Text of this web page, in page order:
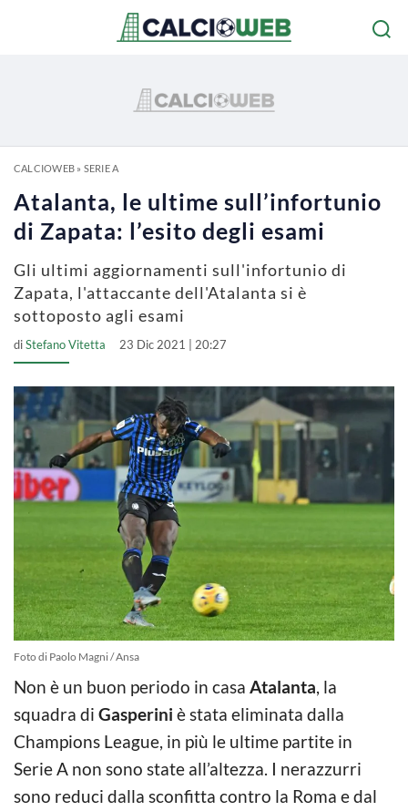
CALCIOWEB» SERIE A
Atalanta, le ultime sull’infortunio
di Zapata: l’esito degli esami
Gli ultimi aggiornamenti sull'infortunio di
Zapata, l'attaccante dell'Atalanta si è
sottoposto agli esami
diStefano Vitetta 23 Dic 2021 | 20:27
Foto di Paolo Magni / Ansa
Non è un buon periodo in casa Atalanta, la
squadra di Gasperini è stata eliminata dalla
Champions League, in più le ultime partite in
Serie A non sono state all’altezza. I nerazzurri
sono reduci dalla sconfitta contro la Roma e dal